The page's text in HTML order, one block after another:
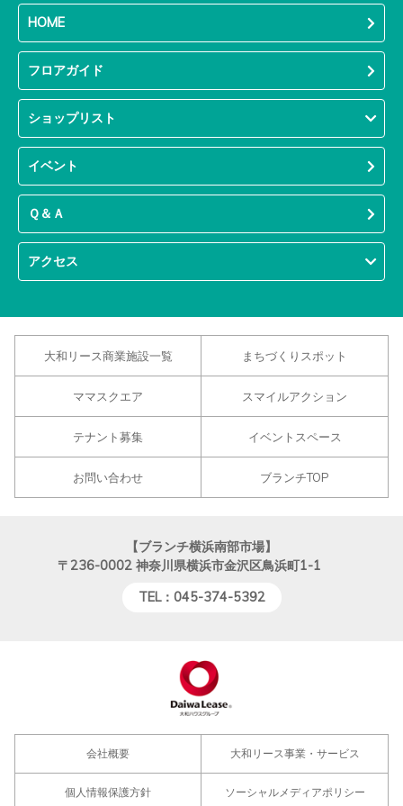
HOME
フロアガイド
ショップリスト
イベント
Ｑ＆Ａ
アクセス
大和リース商業施設一覧 まちづくりスポット
ママスクエア スマイルアクション
テナント募集 イベントスペース
お問い合わせ ブランチTOP
【ブランチ横浜南部市場】
〒236-0002 神奈川県横浜市金沢区鳥浜町1-1
TEL：045-374-5392
会社概要 大和リース事業・サービス
個人情報保護方針 ソーシャルメディアポリシー